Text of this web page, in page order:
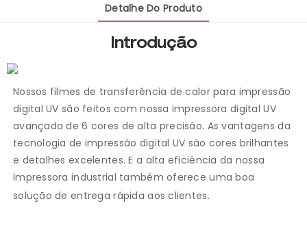
Detalhe Do Produto
Introdução
Nossos filmes de transferência de calor para impressão
digital UV são feitos com nossa impressora digital UV
avançada de 6 cores de alta precisão. As vantagens da
tecnologia de impressão digital UV são cores brilhantes
e detalhes excelentes. E a alta eficiência da nossa
impressora industrial também oferece uma boa
solução de entrega rápida aos clientes.